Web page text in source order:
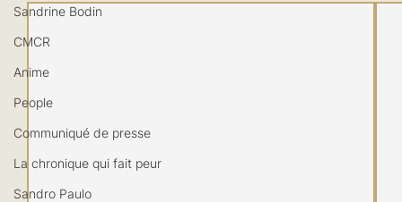
Sandrine Bodin
CMCR
Anime
People
Communiqué de presse
La chronique qui fait peur
Sandro Paulo